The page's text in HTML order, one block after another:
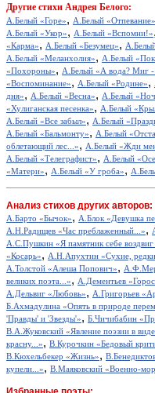
Другие стихи Андрея Белого:
А.Белый «Горе», А.Белый «Отпевание»
А.Белый «Укор», А.Белый «Вспомни!»
«Карма», А.Белый «Безумец»,
А.Белый «Меланхолия», А.Белый
«Похороны», А.Белый «А вода? Миг -
«Воспоминание», А.Белый «Родине»,
дня», А.Белый «Весна», А.Белый
«Хулиганская песенка», А.Белый
А.Белый «Все забыл», А.Белый
А.Белый «Бальмонту», А.Белый
облетающий лес...», А.Белый «Жди
А.Белый «Телеграфист», А.Белый
«Матери», А.Белый «У гроба»,
Анализ стихов других авторов:
А.Барто «Бычок», А.Блок «Девушка
А.Н.Радищев «Час преблаженный...»,
А.С.Пушкин «Я памятник себе
«Косарь», А.Н.Апухтин «Сухие,
А.Толстой «Алеша Попович»,
великих поэта...», А.Дементьев
А.Дельвиг «Любовь», А.Григорьев
Б.Ахмадулина «Опять в природе
'Правды' и 'Звезды'», Б.Чичибабин
В.А.Жуковский «Явление поэзии в
красну...», В.Курочкин «Бедовый
В.Кюхельбекер «Жизнь»,
купели...», В.Маяковский «Военно-